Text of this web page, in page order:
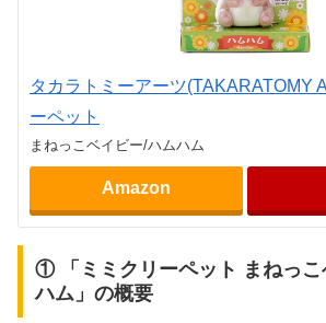
タカラトミーアーツ(TAKARATOMY
ーペット
まねっこベイビー/ハムハム
Amazon
① 「ミミクリーペット まねっこ
ハム」の概要